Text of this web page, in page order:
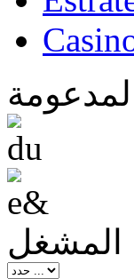
المشغل